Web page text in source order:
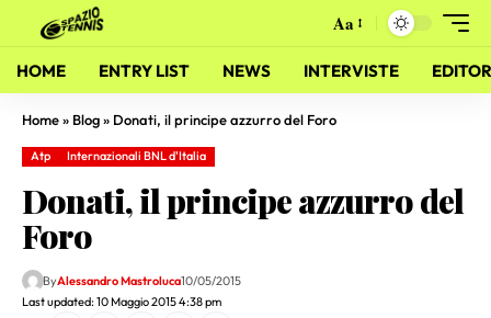
Aa
HOME ENTRY LIST NEWS INTERVISTE
Home» Blog» Donati, il principe azzurro del Foro
Atp Internazionali BNL d'Italia
Donati, il principe azzurro del
Foro
Last updated: 10 Maggio 2015 4:38 pm
ByAlessandro Mastroluca10/05/2015